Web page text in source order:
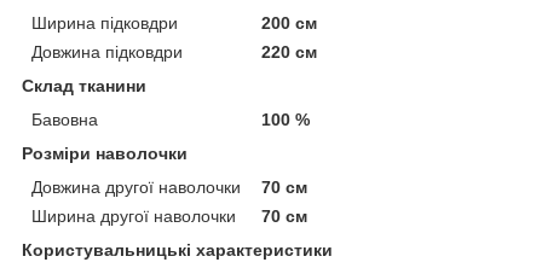
Ширина підковдри
200 см
Довжина підковдри
220 см
Склад тканини
Бавовна
100 %
Розміри наволочки
Довжина другої наволочки
70 см
Ширина другої наволочки
70 см
Користувальницькі характеристики